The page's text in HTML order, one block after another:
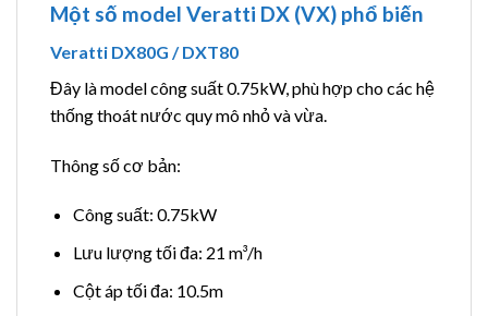
Một số model Veratti DX (VX) phổ biến
Veratti DX80G / DXT80
Đây là model công suất 0.75kW, phù hợp cho các hệ
thống thoát nước quy mô nhỏ và vừa.
Thông số cơ bản:
Công suất: 0.75kW
Lưu lượng tối đa: 21 m³/h
Cột áp tối đa: 10.5m